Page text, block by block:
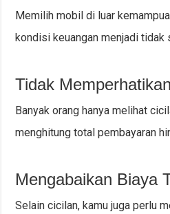
Memilih mobil di luar
kondisi keuangan menjadi tidak
Tidak
Banyak orang hanya melihat
menghitung total pembayaran
Mengabaikan Biaya
Selain cicilan, kamu juga perlu